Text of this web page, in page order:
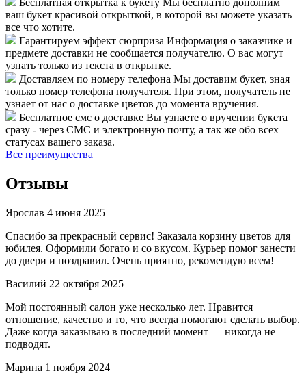
Бесплатная открытка к букету Мы бесплатно дополним
ваш букет красивой открыткой, в которой вы можете указать
все что хотите.
Гарантируем эффект сюрприза Информация о заказчике и
предмете доставки не сообщается получателю. О вас могут
узнать только из текста в открытке.
Доставляем по номеру телефона Мы доставим букет, зная
только номер телефона получателя. При этом, получатель не
узнает от нас о доставке цветов до момента вручения.
Бесплатное смс о доставке Вы узнаете о вручении букета
сразу - через СМС и электронную почту, а так же обо всех
статусах вашего заказа.
Все преимущества
Отзывы
Ярослав 4 июня 2025
Спасибо за прекрасный сервис! Заказала корзину цветов для
юбилея. Оформили богато и со вкусом. Курьер помог занести
до двери и поздравил. Очень приятно, рекомендую всем!
Василий 22 октября 2025
Мой постоянный салон уже несколько лет. Нравится
отношение, качество и то, что всегда помогают сделать выбор.
Даже когда заказываю в последний момент — никогда не
подводят.
Марина 1 ноября 2024